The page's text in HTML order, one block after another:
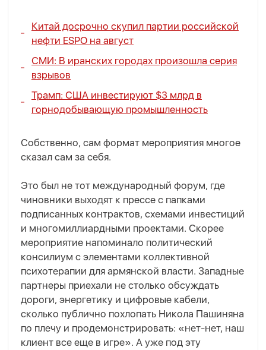
Китай досрочно скупил партии российской
нефти ESPO на август
СМИ: В иранских городах произошла серия
взрывов
Трамп: США инвестируют $3 млрд в
горнодобывающую промышленность
Собственно, сам формат мероприятия многое
сказал сам за себя.
Это был не тот международный форум, где
чиновники выходят к прессе с папками
подписанных контрактов, схемами инвестиций
и многомиллиардными проектами. Скорее
мероприятие напоминало политический
консилиум с элементами коллективной
психотерапии для армянской власти. Западные
партнеры приехали не столько обсуждать
дороги, энергетику и цифровые кабели,
сколько публично похлопать Никола Пашиняна
по плечу и продемонстрировать: «нет-нет, наш
клиент все еще в игре». А уже под эту